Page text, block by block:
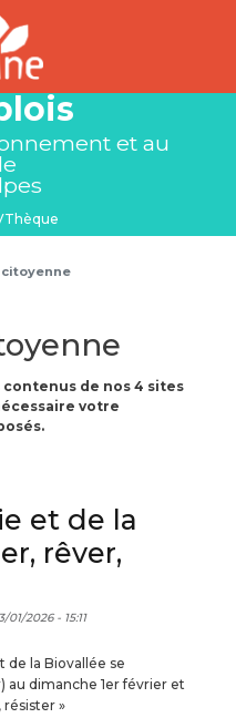
et au
de nos 4 sites
votre
et de la
rêver,
01/2026 - 15:11
de la Biovallée se
dimanche 1er février et
»